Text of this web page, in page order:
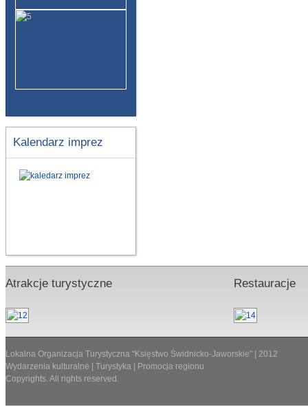
Kalendarz imprez
Atrakcje turystyczne Restauracje
Lokalna Organizacja Turystyczna "Księstwo Świdnicko-Jaworskie" | 2012
Wydarzenia kulturalne | Turystyka | Promocja regionu
Copyrights. All rights reserved.